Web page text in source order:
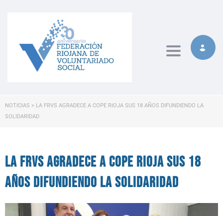
Toggle
NOTICIAS > LA FRVS AGRADECE A COPE RIOJA SUS 18 AÑOS DIFUNDIENDO LA
SOLIDARIDAD
La FRVS agradece a COPE Rioja sus 18
años difundiendo la solidaridad